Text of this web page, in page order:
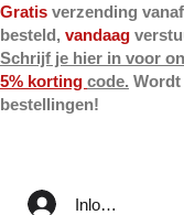
Gratis verzending
besteld, vandaag
Schrijf je hier in voor
5% korting code.
bestellingen!
Inloggen